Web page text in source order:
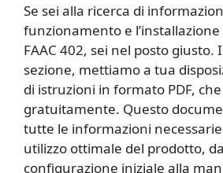
Se sei alla ricerca di
funzionamento e
FAAC 402, sei nel posto giusto.
sezione, mettiamo a tua
di istruzioni in formato PDF,
gratuitamente. Questo
tutte le informazioni
utilizzo ottimale del prodotto,
configurazione iniziale alla